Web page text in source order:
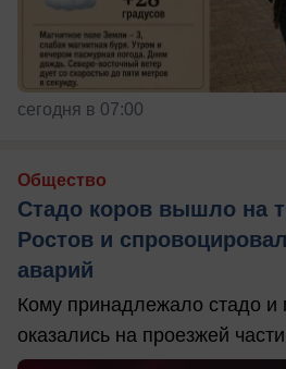
сегодня в 07:00
Общество
Стадо коров вышло на
Ростов и
аварий
Кому принадлежало стадо и
оказались на проезжей